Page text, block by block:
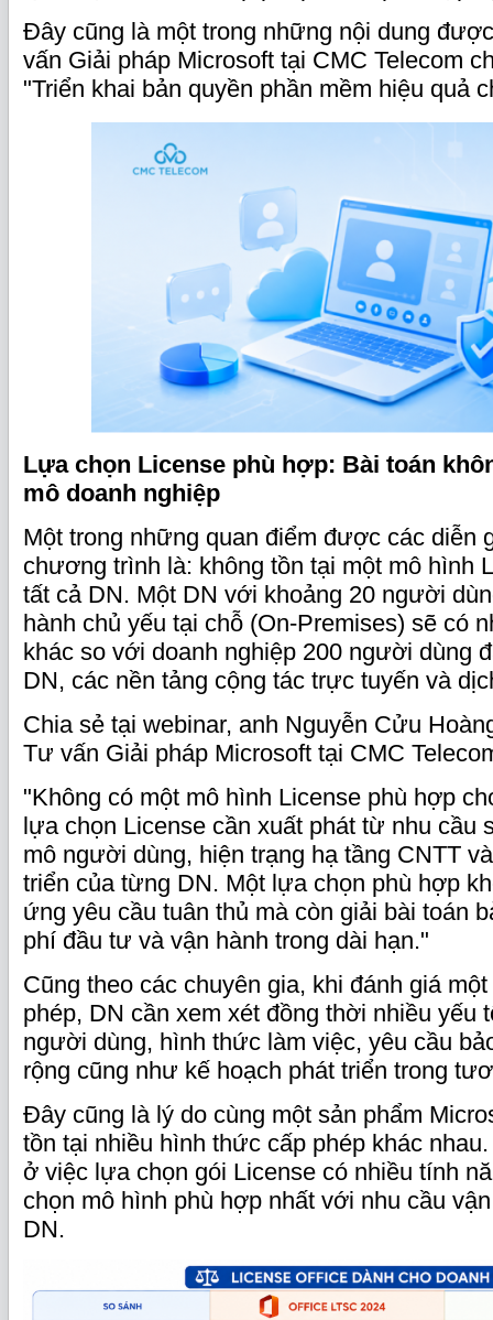
Đây cũng là một trong những nội dung
vấn Giải pháp Microsoft tại CMC Telecom
"Triển khai bản quyền phần mềm hiệu quả
Lựa chọn License phù hợp: Bài toán
mô doanh nghiệp
Một trong những quan điểm được các diễn
chương trình là: không tồn tại một mô hình
tất cả DN. Một DN với khoảng 20 người
hành chủ yếu tại chỗ (On-Premises) sẽ có
khác so với doanh nghiệp 200 người dùng
DN, các nền tảng cộng tác trực tuyến và
Chia sẻ tại webinar, anh Nguyễn Cửu
Tư vấn Giải pháp Microsoft tại CMC
"Không có một mô hình License phù hợp
lựa chọn License cần xuất phát từ nhu cầu
mô người dùng, hiện trạng hạ tầng CNTT
triển của từng DN. Một lựa chọn phù hợp
ứng yêu cầu tuân thủ mà còn giải bài toán
phí đầu tư và vận hành trong dài hạn."
Cũng theo các chuyên gia, khi đánh giá
phép, DN cần xem xét đồng thời nhiều yếu
người dùng, hình thức làm việc, yêu cầu
rộng cũng như kế hoạch phát triển trong
Đây cũng là lý do cùng một sản phẩm
tồn tại nhiều hình thức cấp phép khác
ở việc lựa chọn gói License có nhiều tính
chọn mô hình phù hợp nhất với nhu cầu
DN.